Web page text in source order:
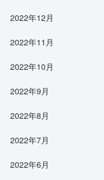
2022年12月
2022年11月
2022年10月
2022年9月
2022年8月
2022年7月
2022年6月